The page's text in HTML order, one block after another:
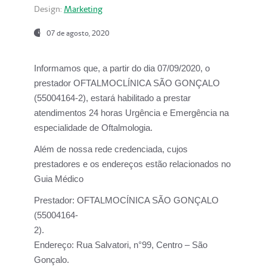
Design: Marketing
07 de agosto, 2020
Informamos que, a partir do dia07/09/2020, o
prestador OFTALMOCLÍNICA SÃO GONÇALO
(55004164-2), estará habilitado a prestar
atendimentos 24 horas Urgência e Emergência na
especialidade de Oftalmologia.
Além de nossa rede credenciada, cujos
prestadores e os endereços estão relacionados no
Guia Médico
Prestador: OFTALMOCÍNICA SÃO GONÇALO
(55004164-
2).
Endereço: Rua Salvatori, n°99, Centro – São
Gonçalo.